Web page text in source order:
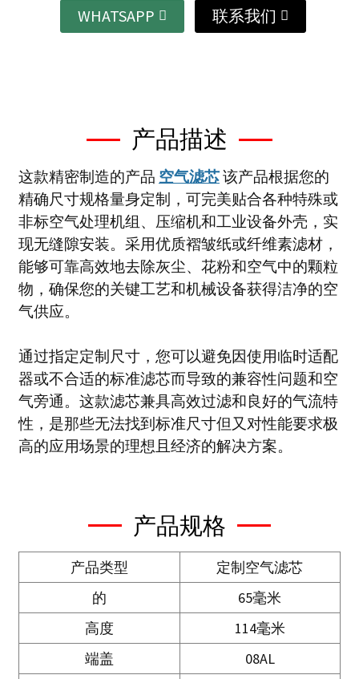
WHATSAPP 联系我们
产品描述
这款精密制造的产品 空气滤芯该产品根据您的
精确尺寸规格量身定制，可完美贴合各种特殊或
非标空气处理机组、压缩机和工业设备外壳，实
现无缝隙安装。采用优质褶皱纸或纤维素滤材，
能够可靠高效地去除灰尘、花粉和空气中的颗粒
物，确保您的关键工艺和机械设备获得洁净的空
气供应。
通过指定定制尺寸，您可以避免因使用临时适配
器或不合适的标准滤芯而导致的兼容性问题和空
气旁通。这款滤芯兼具高效过滤和良好的气流特
性，是那些无法找到标准尺寸但又对性能要求极
高的应用场景的理想且经济的解决方案。
产品规格
产品类型
定制空气滤芯
的
65毫米
高度
114毫米
端盖
08AL